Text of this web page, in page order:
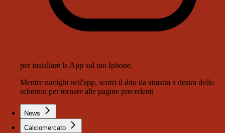
per installare la App sul tuo Iphone.
Mentre navighi nell'app, scorri il dito da sinistra a destra dello
schermo per tornare alle pagine precedenti
News
Calciomercato